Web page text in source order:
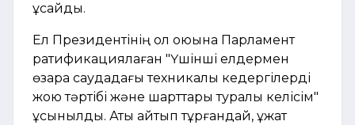
ұқсайды.
Ел Президентінің қол қоюына Парламент
ратификациялаған "Үшінші елдермен
өзара саудадағы техникалық кедергілерді
жою тәртібі және шарттары туралы келісім"
ұсынылды. Аты айтып тұрғандай, құжат